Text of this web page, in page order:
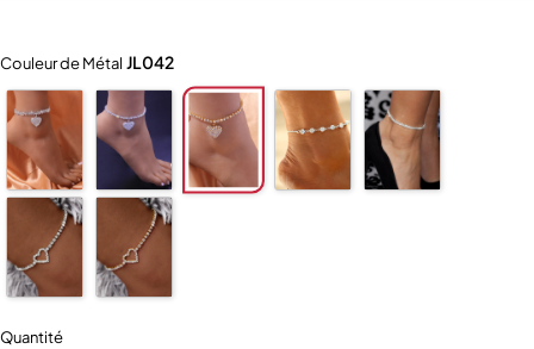
Couleur de Métal JL042
Quantité